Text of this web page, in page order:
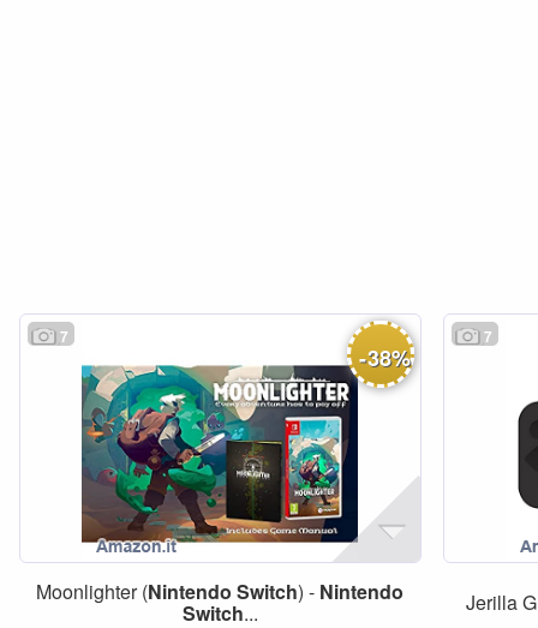
7
-38%
Moonlighter (Nintendo Switch) - Nintendo
Switch...
7
Jerilla